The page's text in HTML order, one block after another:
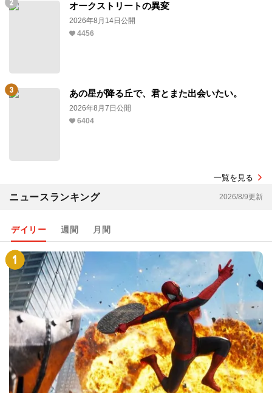
オークストリートの異変
2026年8月14日公開
4456
あの星が降る丘で、君とまた出会いたい。
2026年8月7日公開
6404
一覧を見る
ニュースランキング 2026/8/9更新
デイリー 週間 月間